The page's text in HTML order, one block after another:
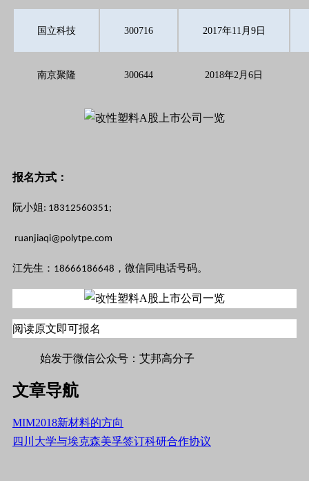
国立科技 300716 2017年11月9日
南京聚隆 300644 2018年2月6日
报名方式：
阮小姐 : 18312560351;
ruanjiaqi@polytpe.com
江先生： 18666186648 ，微信同电话号码。
阅读原文即可报名
始发于微信公众号：艾邦高分子
文章导航
MIM2018新材料的方向
四川大学与埃克森美孚签订科研合作协议